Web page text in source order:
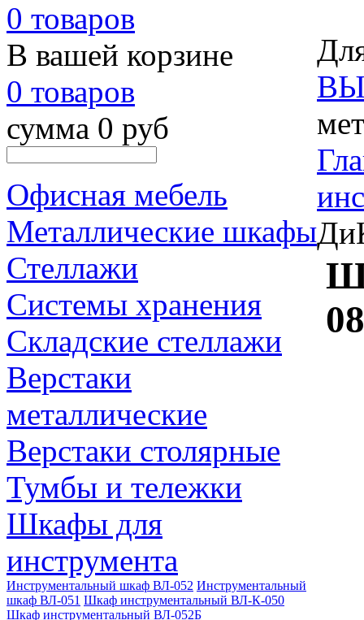
0 товаров
В вашей корзине
0 товаров
сумма 0 руб
Офисная мебель
Металлические шкафы
Стеллажи
Системы хранения
Складские стеллажи
Верстаки
металлические
Верстаки столярные
Тумбы и тележки
Шкафы для
инструмента
Инструментальный шкаф ВЛ-052 Инструментальный
шкаф ВЛ-051 Шкаф инструментальный ВЛ-К-050
Шкаф инструментальный ВЛ-052Б